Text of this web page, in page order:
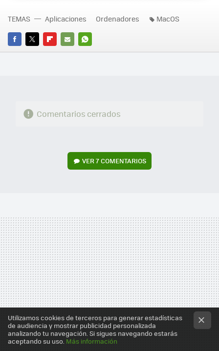
FACEBOOK
TWITTERFLIPBOARD
E-
WHATSAPP
TEMAS Aplicaciones Ordenadores MacOS
Comentarios cerrados
VER7 COMENTARIOS
Utilizamos cookies de terceros para generar estadísticas
de audiencia y mostrar publicidad personalizada
analizando tu navegación. Si sigues navegando estarás
aceptando su uso. Más información